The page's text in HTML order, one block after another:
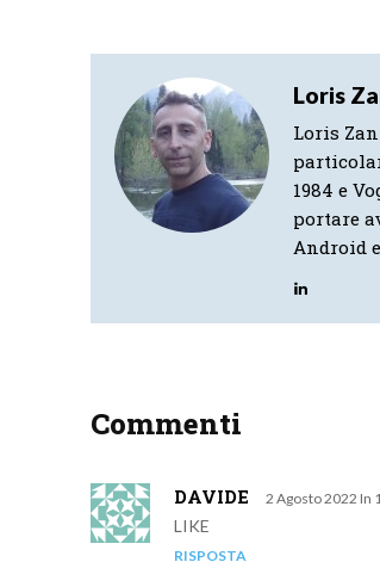
Loris
Loris
1984 e
portare
Android
Commenti
DAVIDE 2 Agosto 2022 In
LIKE
RISPOSTA